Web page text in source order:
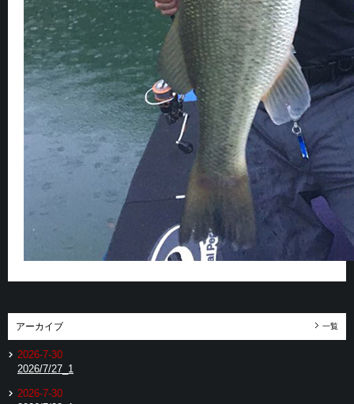
アーカイブ 一覧
2026-7-30
2026/7/27_1
2026-7-30